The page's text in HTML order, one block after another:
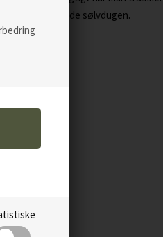
må ikke bide sølvdugen.